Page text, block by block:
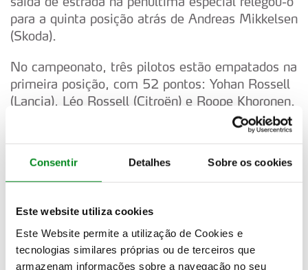
Consentir Detalhes Sobre os cookies
Este website utiliza cookies
Este Website permite a utilização de Cookies e
tecnologias similares próprias ou de terceiros que
armazenam informações sobre a navegação no seu
para a quinta posição atrás de Andreas Mikkelsen
(Skoda).
No campeonato, três pilotos estão empatados na
primeira posição, com 52 pontos: Yohan Rossell
(Lancia), Léo Rossell (Citroën) e Roope Khoronen.
O italiano Matteo Fontana (Ford Fiesta) venceu
entre os WRC3 e o turco Ali Turkhan (Ford Fiesta)